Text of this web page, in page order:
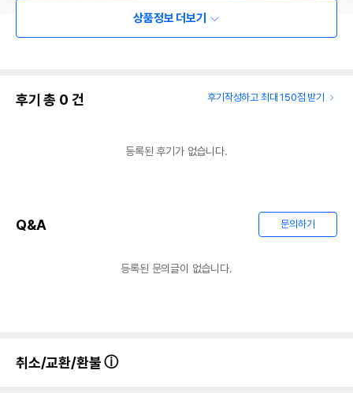
상품정보 더보기
후기 총 0 건 후기작성하고 최대 150점 받기
등록된 후기가 없습니다.
Q&A 문의하기
등록된 문의글이 없습니다.
취소/교환/환불